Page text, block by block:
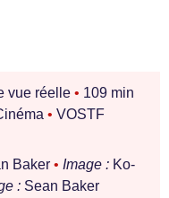
vue réelle • 109 min
• VOSTF
Baker • Image : Ko-
: Sean Baker